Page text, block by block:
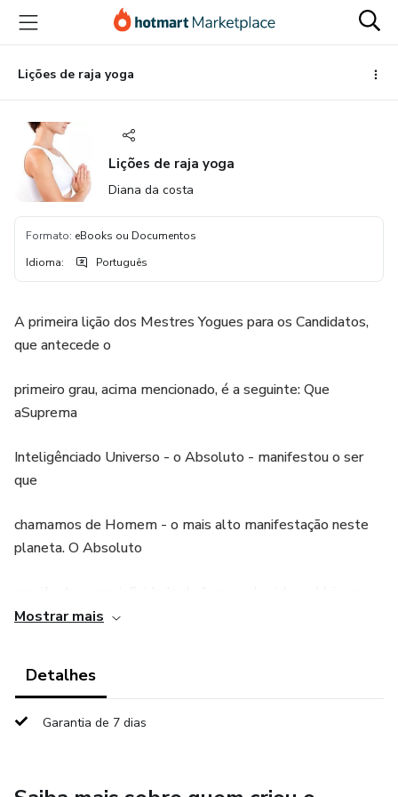
para
conteúdo
principal
para
pagamento
para
rodapéLições de raja yoga
Lições de raja yoga
Diana da costa
Formato: eBooks ou Documentos
Idioma: Português
A primeira lição dos Mestres Yogues para os Candidatos,
que antecede o
primeiro grau, acima mencionado, é a seguinte: Que
aSuprema
Inteligênciado Universo - o Absoluto - manifestou o ser
que
chamamos de Homem - o mais alto manifestação neste
planeta. O Absoluto
incluindo
formas desconhecidas para
nós neste planeta e impossíveis de serem concebidas pela
Mostrar mais
Detalhes
Garantia de 7 dias